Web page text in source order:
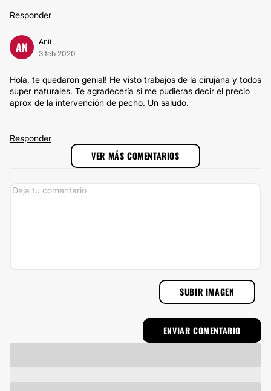
Responder
AN
Anii
3 feb 2020
Hola, te quedaron genial! He visto trabajos de la cirujana y todos
super naturales. Te agradecería si me pudieras decir el precio
aprox de la intervención de pecho. Un saludo.
Responder
VER MÁS COMENTARIOS
SUBIR IMAGEN